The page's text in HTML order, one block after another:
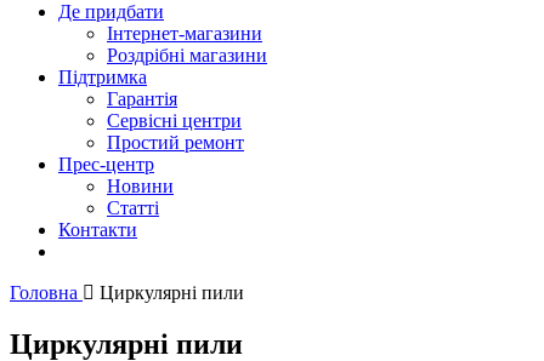
Де придбати
Інтернет-магазини
Роздрібні магазини
Підтримка
Гарантія
Сервісні центри
Простий ремонт
Прес-центр
Новини
Статті
Контакти
Головна Циркулярні пили
Циркулярні пили